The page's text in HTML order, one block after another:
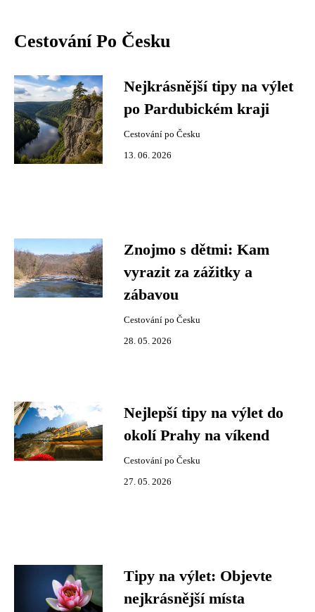
Cestování Po Česku
Nejkrásnější tipy na výlet
po Pardubickém kraji
Cestování po Česku
13. 06. 2026
Znojmo s dětmi: Kam
vyrazit za zážitky a
zábavou
Cestování po Česku
28. 05. 2026
Nejlepší tipy na výlet do
okolí Prahy na víkend
Cestování po Česku
27. 05. 2026
Tipy na výlet: Objevte
nejkrásnější místa